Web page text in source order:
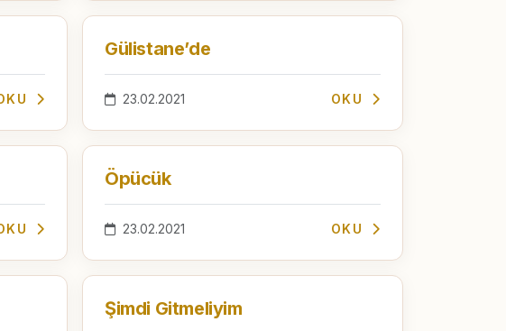
Gülistane’de
23.02.2021 OKU
Öpücük
23.02.2021 OKU
Şimdi Gitmeliyim